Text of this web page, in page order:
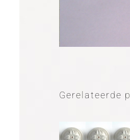
Gerelateerde